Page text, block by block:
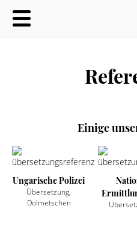
Einige
Ungarische Polizei
Übersetzung,
Dolmetschen